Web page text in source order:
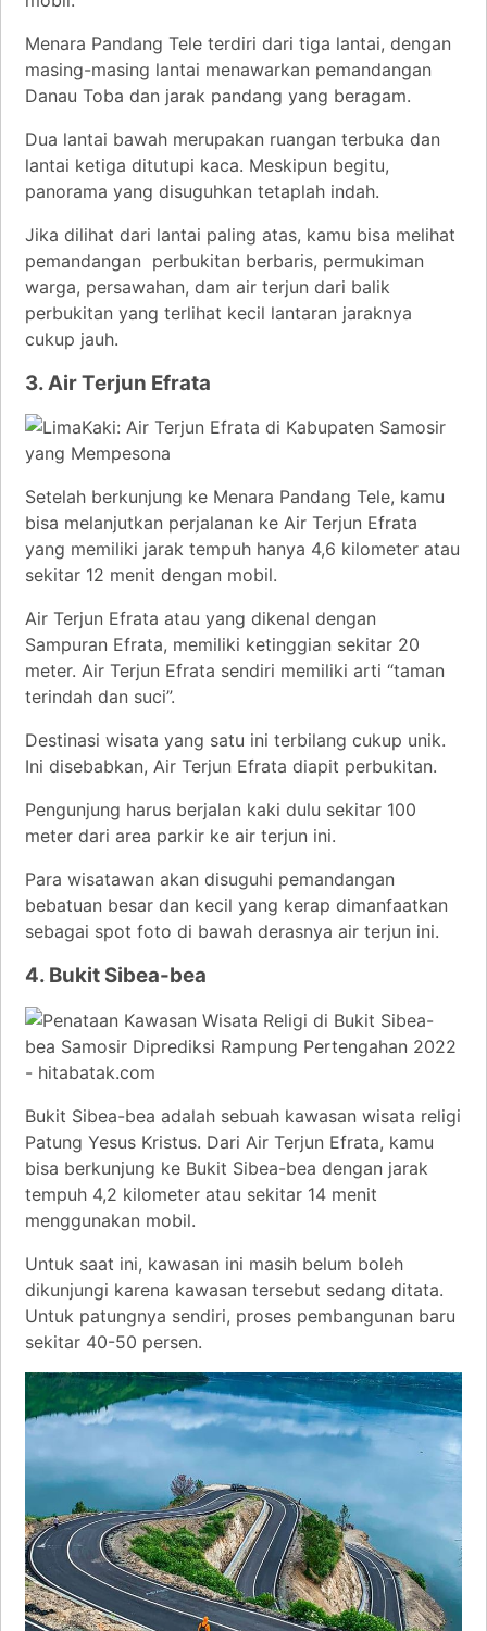
Menara Pandang Tele terdiri dari tiga lantai, dengan
masing-masing lantai menawarkan pemandangan
Danau Toba dan jarak pandang yang beragam.
Dua lantai bawah merupakan ruangan terbuka dan
lantai ketiga ditutupi kaca. Meskipun begitu,
panorama yang disuguhkan tetaplah indah.
Jika dilihat dari lantai paling atas, kamu bisa melihat
pemandangan perbukitan berbaris, permukiman
warga, persawahan, dam air terjun dari balik
perbukitan yang terlihat kecil lantaran jaraknya
cukup jauh.
3. Air Terjun Efrata
Setelah berkunjung ke Menara Pandang Tele, kamu
bisa melanjutkan perjalanan ke Air Terjun Efrata
yang memiliki jarak tempuh hanya 4,6 kilometer atau
sekitar 12 menit dengan mobil.
Air Terjun Efrata atau yang dikenal dengan
Sampuran Efrata, memiliki ketinggian sekitar 20
meter. Air Terjun Efrata sendiri memiliki arti “taman
terindah dan suci”.
Destinasi wisata yang satu ini terbilang cukup unik.
Ini disebabkan, Air Terjun Efrata diapit perbukitan.
Pengunjung harus berjalan kaki dulu sekitar 100
meter dari area parkir ke air terjun ini.
Para wisatawan akan disuguhi pemandangan
bebatuan besar dan kecil yang kerap dimanfaatkan
sebagai spot foto di bawah derasnya air terjun ini.
4. Bukit Sibea-bea
Bukit Sibea-bea adalah sebuah kawasan wisata religi
Patung Yesus Kristus. Dari Air Terjun Efrata, kamu
bisa berkunjung ke Bukit Sibea-bea dengan jarak
tempuh 4,2 kilometer atau sekitar 14 menit
menggunakan mobil.
Untuk saat ini, kawasan ini masih belum boleh
dikunjungi karena kawasan tersebut sedang ditata.
Untuk patungnya sendiri, proses pembangunan baru
sekitar 40-50 persen.